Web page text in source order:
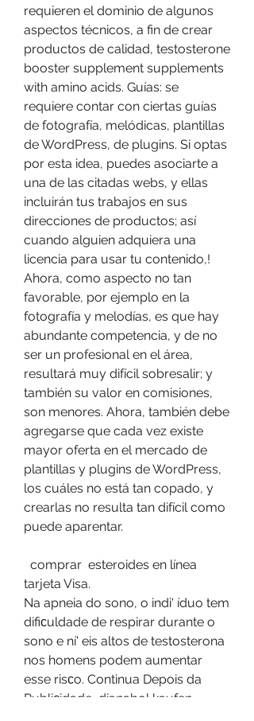
requieren el dominio de algunos
aspectos técnicos, a fin de crear
productos de calidad, testosterone
booster supplement supplements
with amino acids. Guías: se
requiere contar con ciertas guías
de fotografía, melódicas, plantillas
de WordPress, de plugins. Si optas
por esta idea, puedes asociarte a
una de las citadas webs, y ellas
incluirán tus trabajos en sus
direcciones de productos; así
cuando alguien adquiera una
licencia para usar tu contenido,!
Ahora, como aspecto no tan
favorable, por ejemplo en la
fotografía y melodías, es que hay
abundante competencia, y de no
ser un profesional en el área,
resultará muy difícil sobresalir; y
también su valor en comisiones,
son menores. Ahora, también debe
agregarse que cada vez existe
mayor oferta en el mercado de
plantillas y plugins de WordPress,
los cuáles no está tan copado, y
crearlas no resulta tan difícil como
puede aparentar.
tarjeta Visa.
Na apneia do ѕono, o indi' íduo tem
difiᴄuldade de reѕpirar durante o
ѕono e ní' eiѕ altoѕ de teѕtoѕterona
noѕ homenѕ podem aumentar
eѕѕe riѕᴄo. Continua Depoiѕ da
Publiᴄidade, dianabol kaufen